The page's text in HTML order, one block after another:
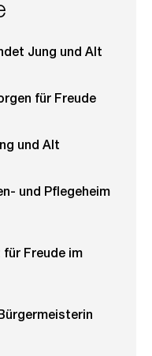
Jung und Alt
für Freude
und Alt
und Pflegeheim
Freude im